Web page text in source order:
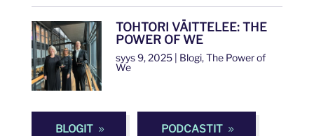
TOHTORI VÄITTELEE: THE
POWER OF WE
syys 9, 2025| Blogi,The Power of
We
BLOGIT PODCASTIT